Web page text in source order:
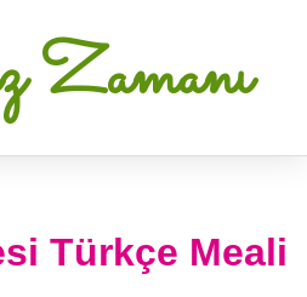
Zamanı
Türkçe Meali